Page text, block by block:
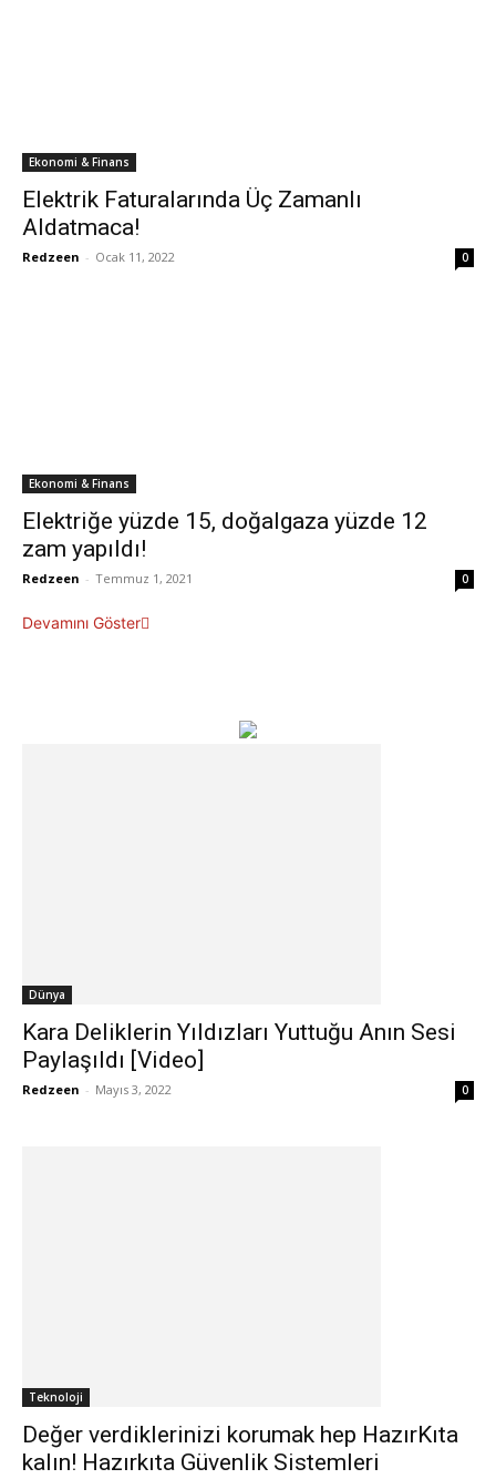
Ekonomi & Finans
Elektrik Faturalarında Üç Zamanlı
Aldatmaca!
Redzeen - Ocak 11, 2022 0
Ekonomi & Finans
Elektriğe yüzde 15, doğalgaza yüzde 12
zam yapıldı!
Redzeen - Temmuz 1, 2021 0
Devamını Göster
Dünya
Kara Deliklerin Yıldızları Yuttuğu Anın Sesi
Paylaşıldı [Video]
Redzeen - Mayıs 3, 2022 0
Teknoloji
Değer verdiklerinizi korumak hep HazırKıta
kalın! Hazırkıta Güvenlik Sistemleri